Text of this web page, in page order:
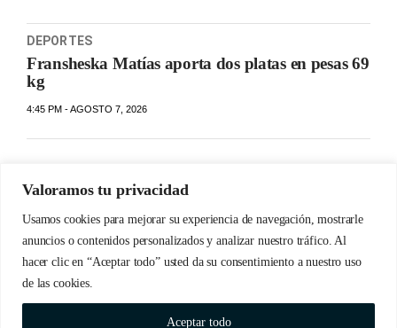
Valoramos tu privacidad
Usamos cookies para mejorar su experiencia de navegación, mostrarle
anuncios o contenidos personalizados y analizar nuestro tráfico. Al
hacer clic en “Aceptar todo” usted da su consentimiento a nuestro uso
de las cookies.
Aceptar todo
DEPORTES
Fransheska Matías aporta dos platas en pesas 69
kg
4:45 PM - AGOSTO 7, 2026